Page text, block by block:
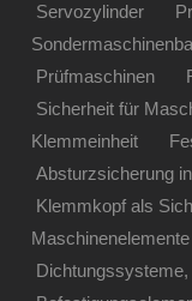
Servozylinder
Prüfmaschinen
Sicherheit für
Klemmeinheit
Absturzsicherung
Klemmkopf als
Maschinenelemente